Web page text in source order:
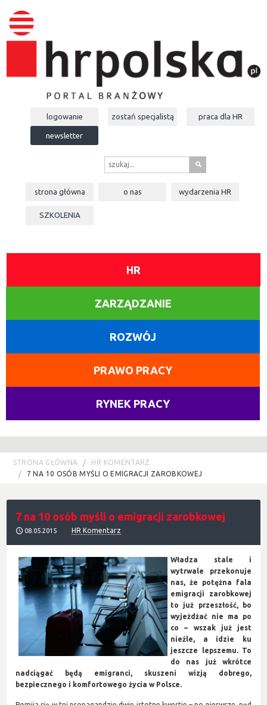
logowanie zostań specjalistą praca dla HR
newsletter
s
strona główna o nas wydarzeniaHR
SZKOLENIA
HR
ZARZĄDZANIE
ROZWÓJ
PRAWO PRACY
RYNEK PRACY
STRONA GŁÓWNA
HR KOMENTARZ
7 NA 10 OSÓB MYŚLI O EMIGRACJI ZAROBKOWEJ
7 na 10 osób myśli o emigracji zarobkowej
08.05.2015 HR Komentarz
Władza stale i
wytrwale przekonuje
nas, że potężna fala
emigracji zarobkowej
to już przeszłość, bo
wyjeżdżać nie ma po
co – wszak już jest
nieźle, a idzie ku
jeszcze lepszemu. To
do nas już wkrótce
nadciągać będą emigranci, skuszeni wizją dobrego,
bezpiecznego i komfortowego życia w Polsce.